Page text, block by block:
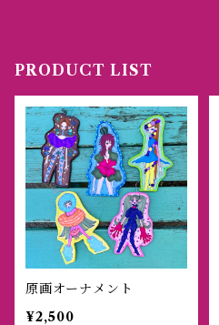
PRODUCT LIST
原画オーナメント
¥2,500